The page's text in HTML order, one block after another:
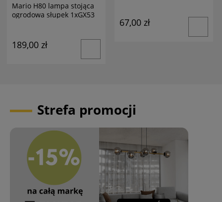
Mario H80 lampa stojąca
ogrodowa słupek 1xGX53
189,00 zł
67,00 zł
Strefa promocji